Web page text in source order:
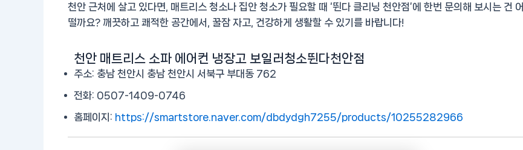
천안 근처에 살고 있다면, 매트리스 청소나 집안 청소가 필요할 때 ‘뛴다 클리닝 천안점’에 한번 문의해 보시는 건 어
떨까요? 깨끗하고 쾌적한 공간에서, 꿀잠 자고, 건강하게 생활할 수 있기를 바랍니다!
천안 매트리스 소파 에어컨 냉장고 보일러청소뛴다천안점
주소: 충남 천안시 충남 천안시 서북구 부대동 762
전화: 0507-1409-0746
홈페이지: https://smartstore.naver.com/dbdydgh7255/products/10255282966